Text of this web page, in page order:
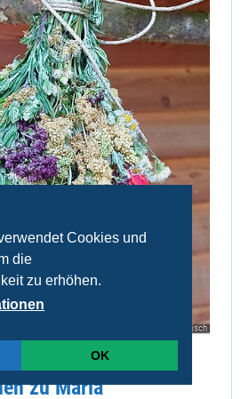
Cookies und
die
zu erhöhen.
OK
© Daniela Reisch
zu Maria